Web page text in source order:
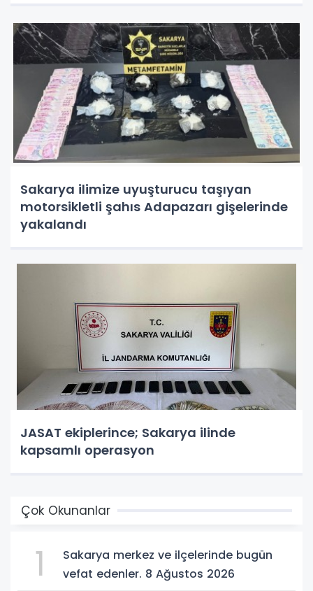
Sakarya ilimize uyuşturucu taşıyan
motorsikletli şahıs Adapazarı gişelerinde
yakalandı
JASAT ekiplerince; Sakarya ilinde
kapsamlı operasyon
Çok Okunanlar
1
Sakarya merkez ve ilçelerinde bugün
vefat edenler. 8 Ağustos 2026